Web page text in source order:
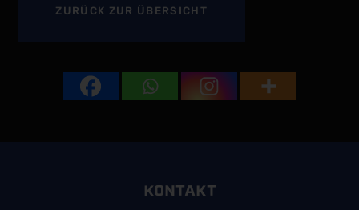
ZURÜCK ZUR ÜBERSICHT
KONTAKT